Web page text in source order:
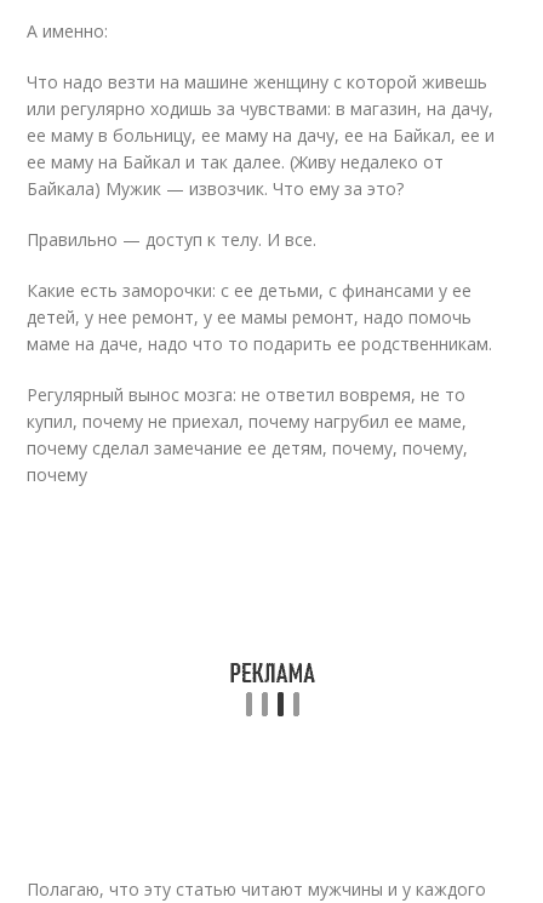
А именно:
Что надо везти на машине женщину с которой живешь
или регулярно ходишь за чувствами: в магазин, на дачу,
ее маму в больницу, ее маму на дачу, ее на Байкал, ее и
ее маму на Байкал и так далее. (Живу недалеко от
Байкала) Мужик — извозчик. Что ему за это?
Правильно — доступ к телу. И все.
Какие есть заморочки: с ее детьми, с финансами у ее
детей, у нее ремонт, у ее мамы ремонт, надо помочь
маме на даче, надо что то подарить ее родственникам.
Регулярный вынос мозга: не ответил вовремя, не то
купил, почему не приехал, почему нагрубил ее маме,
почему сделал замечание ее детям, почему, почему,
почему
Полагаю, что эту статью читают мужчины и у каждого